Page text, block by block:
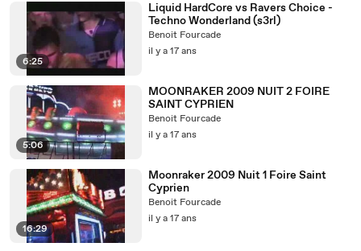
6:25
Liquid HardCore vs Ravers Choice -
Techno Wonderland (s3rl)
Benoit Fourcade
il y a 17 ans
5:06
MOONRAKER 2009 NUIT 2 FOIRE
SAINT CYPRIEN
Benoit Fourcade
il y a 17 ans
16:29
Moonraker 2009 Nuit 1 Foire Saint
Cyprien
Benoit Fourcade
il y a 17 ans